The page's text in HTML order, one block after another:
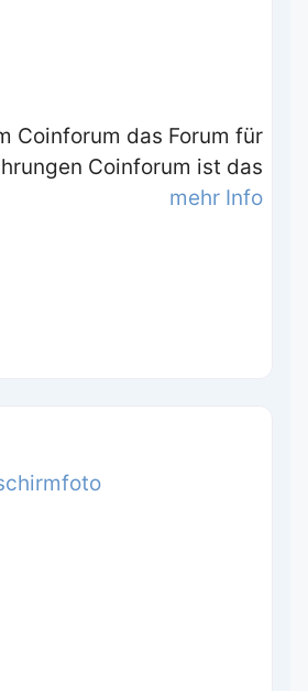
Coinforum das Forum für
Coinforum ist das
mehr Info